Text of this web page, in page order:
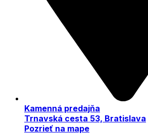
Kamenná predajňa
Trnavská cesta 53, Bratislava
Pozrieť na mape